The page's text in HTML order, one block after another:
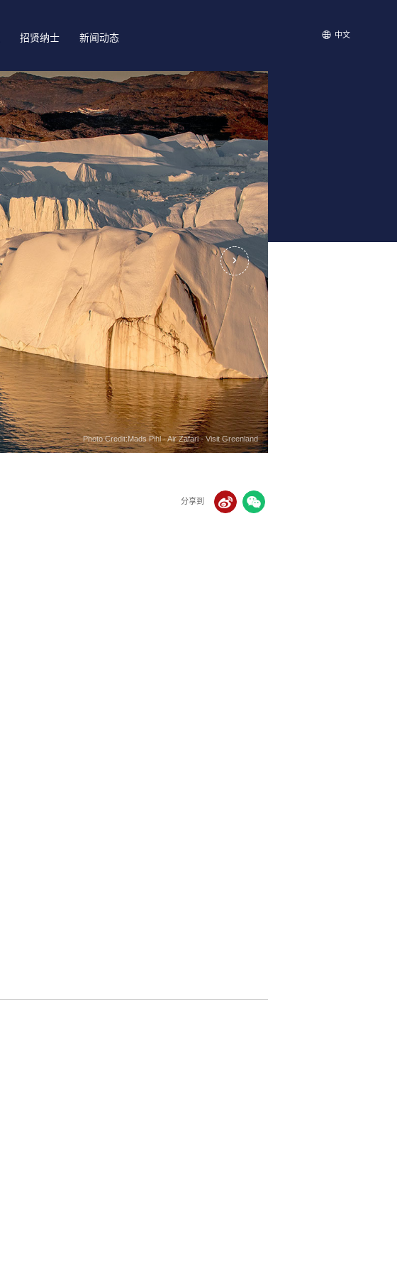
招贤纳士 新闻动态 中文
Photo Credit:Aningaaq Rosing Carlsen - Visit Greenland
Photo Credit:Thrainn Kolbeinsson - Visit Greenland
Photo Credit:Rino Rasmussen , Visit Greenland
Photo Credit:Johannes Becker, Visit Greenland
Photo Credit:Mads Pihl - Air Zafari - Visit Greenland
分享到